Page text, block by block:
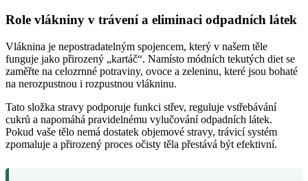
Role vlákniny v trávení a eliminaci odpadních látek
Vláknina je nepostradatelným spojencem, který v našem těle
funguje jako přirozený „kartáč“. Namísto módních tekutých diet se
zaměřte na celozrnné potraviny, ovoce a zeleninu, které jsou bohaté
na nerozpustnou i rozpustnou vlákninu.
Tato složka stravy podporuje funkci střev, reguluje vstřebávání
cukrů a napomáhá pravidelnému vylučování odpadních látek.
Pokud vaše tělo nemá dostatek objemové stravy, trávicí systém
zpomaluje a přirozený proces očisty těla přestává být efektivní.